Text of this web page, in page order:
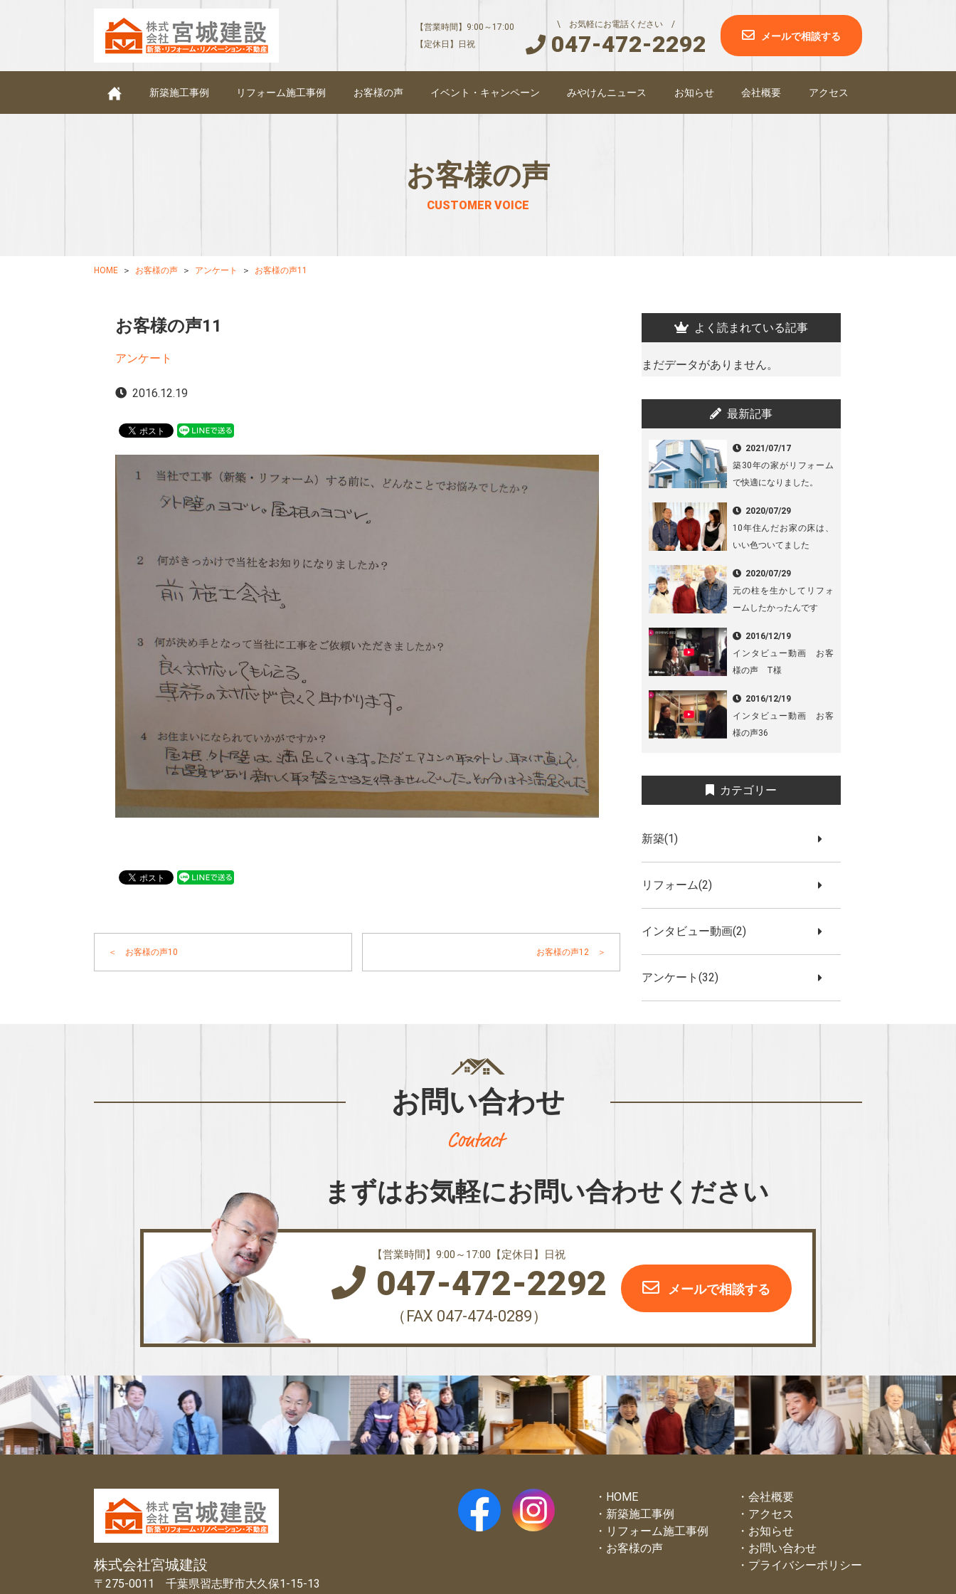
【営業時間】9:00～17:00
【定休日】日祝
\ お気軽にお電話ください /
047-472-2292 メールで相談する
新築施工事例 リフォーム施工事例 お客様の声 イベント・キャンペーン みやけんニュース お知らせ 会社概要 アクセス
お客様の声
CUSTOMER VOICE
HOME お客様の声 アンケート お客様の声11
お客様の声11
アンケート
2016.12.19
＜ お客様の声10 お客様の声12 ＞
よく読まれている記事
まだデータがありません。
最新記事
2021/07/17
築30年の家がリフォーム
で快適になりました。
2020/07/29
10年住んだお家の床は、
いい色ついてました
2020/07/29
元の柱を生かしてリフォ
ームしたかったんです
2016/12/19
インタビュー動画 お客
様の声 T様
2016/12/19
インタビュー動画 お客
様の声36
カテゴリー
新築(1)
リフォーム(2)
インタビュー動画(2)
アンケート(32)
お問い合わせ
まずはお気軽にお問い合わせください
【営業時間】9:00～17:00【定休日】日祝
047-472-2292
（FAX 047-474-0289）
メールで相談する
株式会社宮城建設
〒275-0011 千葉県習志野市大久保1-15-13
HOME
新築施工事例
リフォーム施工事例
お客様の声
会社概要
アクセス
お知らせ
お問い合わせ
プライバシーポリシー